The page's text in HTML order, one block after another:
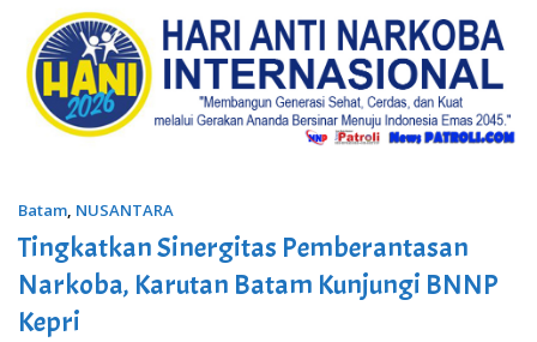
Batam, NUSANTARA
Tingkatkan Sinergitas Pemberantasan
Narkoba, Karutan Batam Kunjungi BNNP
Kepri